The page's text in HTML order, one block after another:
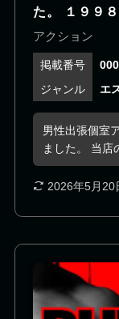
た。 １９９
張個室マッサ
す。素敵なイ
ります。
アクション
エ
男性出張個室
ました。 当店
マッサージが
祝金を全員に
道整体の資格
ス、ティップ
メント代を同
す。 店舗は新
2026年5月20